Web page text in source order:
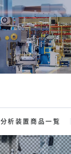
分析装置商品一覧